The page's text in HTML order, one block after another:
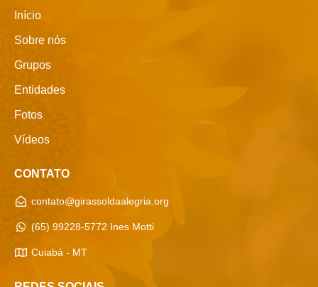
Início
Sobre nós
Grupos
Entidades
Fotos
Vídeos
CONTATO
contato@girassoldaalegria.org
(65) 99228-5772 Ines Motti
Cuiabá - MT